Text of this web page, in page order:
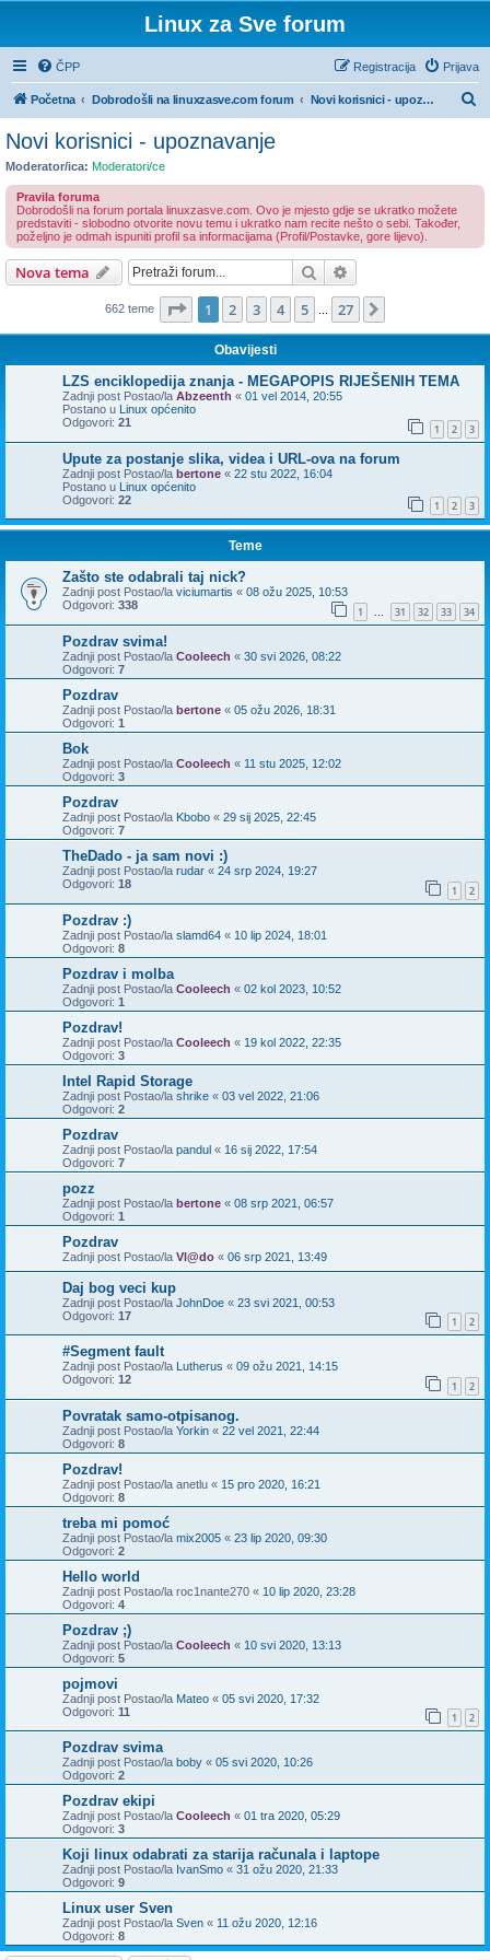
Linux za Sve forum
ČPP Prijava
Registracija
Početna Dobrodošli na linuxzasve.com forum Novi korisnici - upoznavanje
k
Novi korisnici - upoznavanje
Moderator/ica: Moderatori/ce
Pravila foruma
Dobrodošli na forum portala linuxzasve.com. Ovo je mjesto gdje se ukratko možete
predstaviti - slobodno otvorite novu temu i ukratko nam recite nešto o sebi. Također,
poželjno je odmah ispuniti profil sa informacijama (Profil/Postavke, gore lijevo).
Nova tema Pretražnik
662 teme Stranica: 1/ 27.
1 2 3 4 5 27
Obavijesti
LZS enciklopedija znanja - MEGAPOPIS RIJEŠENIH TEMA
Zadnji post Postao/la Abzeenth « 01 vel 2014, 20:55
Postano u Linux općenito
Odgovori: 21 1 2 3
Upute za postanje slika, videa i URL-ova na forum
Zadnji post Postao/la bertone « 22 stu 2022, 16:04
Postano u Linux općenito
Odgovori: 22 1 2 3
Teme
Zašto ste odabrali taj nick?
Zadnji post Postao/la viciumartis « 08 ožu 2025, 10:53
Odgovori: 338 1 ... 31 32 33 34
Pozdrav svima!
Zadnji post Postao/la Cooleech « 30 svi 2026, 08:22
Odgovori: 7
Pozdrav
Zadnji post Postao/la bertone « 05 ožu 2026, 18:31
Odgovori: 1
Bok
Zadnji post Postao/la Cooleech « 11 stu 2025, 12:02
Odgovori: 3
Pozdrav
Zadnji post Postao/la Kbobo « 29 sij 2025, 22:45
Odgovori: 7
TheDado - ja sam novi :)
Zadnji post Postao/la rudar « 24 srp 2024, 19:27
Odgovori: 18 1 2
Pozdrav :)
Zadnji post Postao/la slamd64 « 10 lip 2024, 18:01
Odgovori: 8
Pozdrav i molba
Zadnji post Postao/la Cooleech « 02 kol 2023, 10:52
Odgovori: 1
Pozdrav!
Zadnji post Postao/la Cooleech « 19 kol 2022, 22:35
Odgovori: 3
Intel Rapid Storage
Zadnji post Postao/la shrike « 03 vel 2022, 21:06
Odgovori: 2
Pozdrav
Zadnji post Postao/la pandul « 16 sij 2022, 17:54
Odgovori: 7
pozz
Zadnji post Postao/la bertone « 08 srp 2021, 06:57
Odgovori: 1
Pozdrav
Zadnji post Postao/la Vl@do « 06 srp 2021, 13:49
Daj bog veci kup
Zadnji post Postao/la JohnDoe « 23 svi 2021, 00:53
Odgovori: 17 1 2
#Segment fault
Zadnji post Postao/la Lutherus « 09 ožu 2021, 14:15
Odgovori: 12 1 2
Povratak samo-otpisanog.
Zadnji post Postao/la Yorkin « 22 vel 2021, 22:44
Odgovori: 8
Pozdrav!
Zadnji post Postao/la anetlu « 15 pro 2020, 16:21
Odgovori: 8
treba mi pomoć
Zadnji post Postao/la mix2005 « 23 lip 2020, 09:30
Odgovori: 2
Hello world
Zadnji post Postao/la roc1nante270 « 10 lip 2020, 23:28
Odgovori: 4
Pozdrav ;)
Zadnji post Postao/la Cooleech « 10 svi 2020, 13:13
Odgovori: 5
pojmovi
Zadnji post Postao/la Mateo « 05 svi 2020, 17:32
Odgovori: 11 1 2
Pozdrav svima
Zadnji post Postao/la boby « 05 svi 2020, 10:26
Odgovori: 2
Pozdrav ekipi
Zadnji post Postao/la Cooleech « 01 tra 2020, 05:29
Odgovori: 3
Koji linux odabrati za starija računala i laptope
Zadnji post Postao/la IvanSmo « 31 ožu 2020, 21:33
Odgovori: 9
Linux user Sven
Zadnji post Postao/la Sven « 11 ožu 2020, 12:16
Odgovori: 8